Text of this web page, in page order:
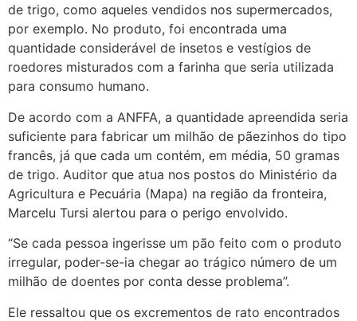
de trigo, como aqueles vendidos nos supermercados,
por exemplo. No produto, foi encontrada uma
quantidade considerável de insetos e vestígios de
roedores misturados com a farinha que seria utilizada
para consumo humano.
De acordo com a ANFFA, a quantidade apreendida seria
suficiente para fabricar um milhão de pãezinhos do tipo
francês, já que cada um contém, em média, 50 gramas
de trigo. Auditor que atua nos postos do Ministério da
Agricultura e Pecuária (Mapa) na região da fronteira,
Marcelu Tursi alertou para o perigo envolvido.
“Se cada pessoa ingerisse um pão feito com o produto
irregular, poder-se-ia chegar ao trágico número de um
milhão de doentes por conta desse problema”.
Ele ressaltou que os excrementos de rato encontrados